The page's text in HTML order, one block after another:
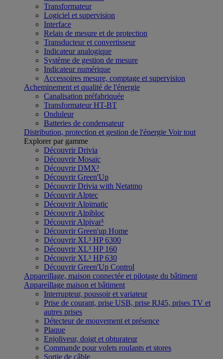
Transformateur
Logiciel et supervision
Interface
Relais de mesure et de protection
Transducteur et convertisseur
Indicateur analogique
Système de gestion de mesure
Indicateur numérique
Accessoires mesure, comptage et supervision
Acheminement et qualité de l'énergie
Canalisation préfabriquée
Transformateur HT-BT
Onduleur
Batteries de condensateur
Distribution, protection et gestion de l'énergie Voir tout
Explorer par gamme
Découvrir Drivia
Découvrir Mosaic
Découvrir DMX³
Découvrir Green'Up
Découvrir Drivia with Netatmo
Découvrir Alptec
Découvrir Alpimatic
Découvrir Alpibloc
Découvrir Alpivar³
Découvrir Green'up Home
Découvrir XL³ HP 6300
Découvrir XL³ HP 160
Découvrir XL³ HP 630
Découvrir Green'Up Control
Appareillage, maison connectée et pilotage du bâtiment
Appareillage maison et bâtiment
Interrupteur, poussoir et variateur
Prise de courant, prise USB, prise RJ45, prises TV et
autres prises
Détecteur de mouvement et présence
Plaque
Enjoliveur, doigt et obturateur
Commande pour volets roulants et stores
Sortie de câble